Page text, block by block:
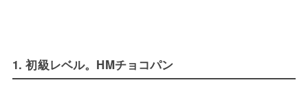
1. 初級レベル。HMチョコパン